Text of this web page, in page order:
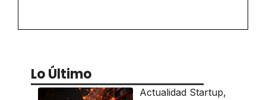
Lo Último
Actualidad Startup,